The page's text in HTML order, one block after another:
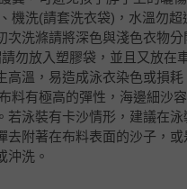
機洗(請套洗衣袋)，水溫勿超
次洗滌請將深色與淺色衣物分
勿放入塑膠袋，並且又放在
高溫，易造成泳衣染色或損耗
料有極高的彈性，海邊細沙
若泳裝有卡沙情形，建議在泳
去附著在布料表面的沙子，或
沖洗。